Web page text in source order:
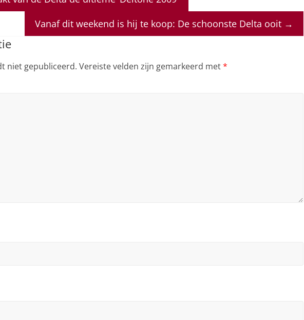
e
n
a
d
s
l
Vanaf dit weekend is hij te koop: De schoonste Delta ooit →
niet gepubliceerd. Vereiste velden zijn gemarkeerd met*